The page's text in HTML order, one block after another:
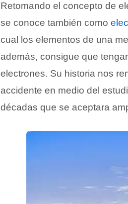
Retomando el concepto de
se conoce también como
cual los elementos de una
además, consigue que
electrones. Su historia nos
accidente en medio del
décadas que se aceptara